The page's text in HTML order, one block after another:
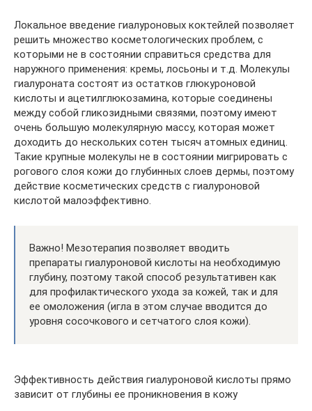
Локальное введение гиалуроновых коктейлей позволяет
решить множество косметологических проблем, с
которыми не в состоянии справиться средства для
наружного применения: кремы, лосьоны и т.д. Молекулы
гиалуроната состоят из остатков глюкуроновой
кислоты и ацетилглюкозамина, которые соединены
между собой гликозидными связями, поэтому имеют
очень большую молекулярную массу, которая может
доходить до нескольких сотен тысяч атомных единиц.
Такие крупные молекулы не в состоянии мигрировать с
рогового слоя кожи до глубинных слоев дермы, поэтому
действие косметических средств с гиалуроновой
кислотой малоэффективно.
Важно! Мезотерапия позволяет вводить
препараты гиалуроновой кислоты на необходимую
глубину, поэтому такой способ результативен как
для профилактического ухода за кожей, так и для
ее омоложения (игла в этом случае вводится до
уровня сосочкового и сетчатого слоя кожи).
Эффективность действия гиалуроновой кислоты прямо
зависит от глубины ее проникновения в кожу